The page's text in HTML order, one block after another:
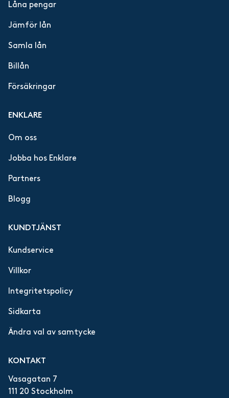
Låna pengar
Jämför lån
Samla lån
Billån
Försäkringar
ENKLARE
Om oss
Jobba hos Enklare
Partners
Blogg
KUNDTJÄNST
Kundservice
Villkor
Integritetspolicy
Sidkarta
Ändra val av samtycke
KONTAKT
Vasagatan 7
111 20 Stockholm